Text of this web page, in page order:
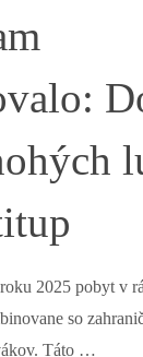
2025 pobyt v
so
Táto …